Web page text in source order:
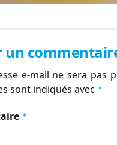
un
e-mail ne sera pas
sont indiqués avec *
*